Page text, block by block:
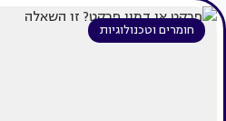
חומרים וטכנולוגיות